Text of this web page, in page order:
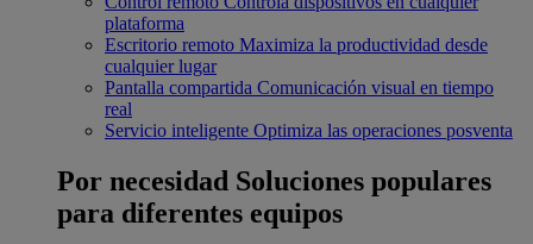
plataforma
Escritorio remoto Maximiza la productividad desde
cualquier lugar
Pantalla compartida Comunicación visual en tiempo
real
Servicio inteligente Optimiza las operaciones posventa
Por necesidad Soluciones populares
para diferentes equipos